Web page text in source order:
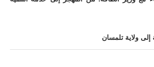
ولاية تلمسان